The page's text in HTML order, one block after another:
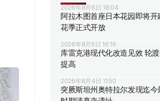
2026年8月6日 18:04
阿拉木图首座日本花园即将开
花季正式开放
2026年8月5日 16:16
库雷克港现代化改造见效 轮
提高
2026年8月4日 11:50
突厥斯坦州奥特拉尔发现迄